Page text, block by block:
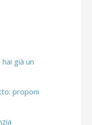
già un
proponi